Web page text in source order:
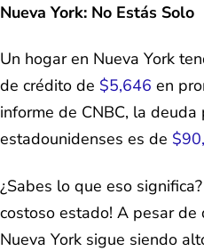
Nueva York: No Estás Solo
Un hogar en Nueva York
de crédito de $5,646 en
informe de CNBC, la
estadounidenses es de
¿Sabes lo que eso
costoso estado! A pesar
Nueva York sigue siendo